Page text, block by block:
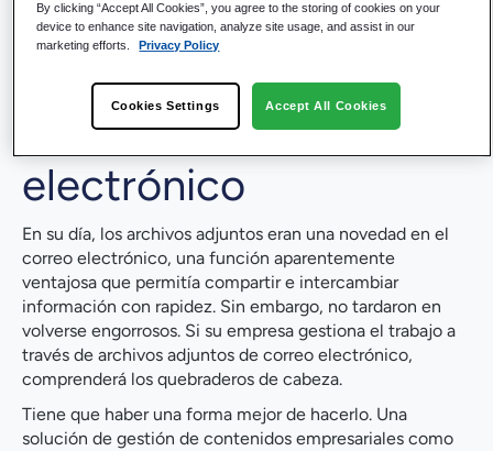
enviados por correo electrónico utilizas?
El lío de los archivos
adjuntos al correo
electrónico
En su día, los archivos adjuntos eran una novedad en el
correo electrónico, una función aparentemente
ventajosa que permitía compartir e intercambiar
información con rapidez. Sin embargo, no tardaron en
volverse engorrosos. Si su empresa gestiona el trabajo a
través de archivos adjuntos de correo electrónico,
comprenderá los quebraderos de cabeza.
Tiene que haber una forma mejor de hacerlo. Una
solución de gestión de contenidos empresariales como
By clicking “Accept All Cookies”, you agree to the storing of cookies on your
device to enhance site navigation, analyze site usage, and assist in our
marketing efforts.
Privacy Policy
Cookies Settings Accept All Cookies